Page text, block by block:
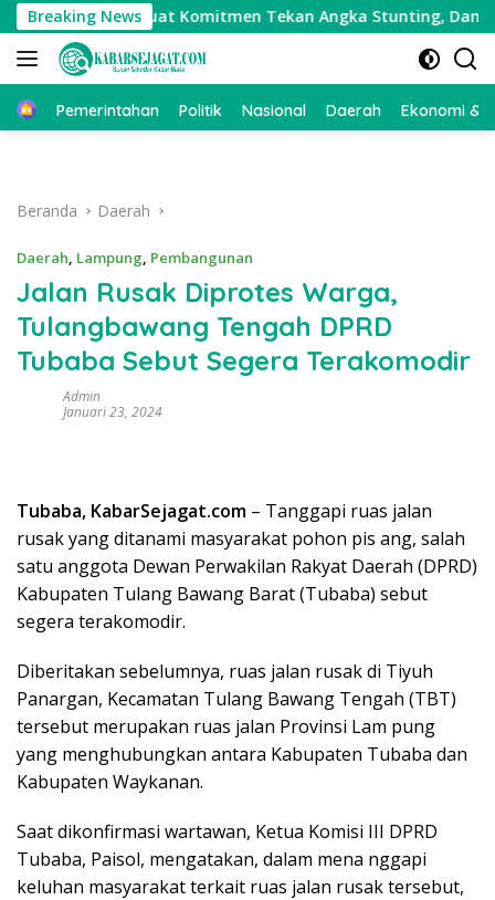
Langsung
ke
konten
Breaking News
Perkuat Komitmen Tekan Angka Stunting, Dan
Beranda
Pemerintahan Politik Nasional Daerah Ekonomi &
Beranda Daerah
Daerah, Lampung, Pembangunan
Jalan Rusak Diprotes Warga,
Tulangbawang Tengah DPRD
Tubaba Sebut Segera Terakomodir
Admin
Januari 23, 2024
Tubaba, KabarSejagat.com – Tanggapi ruas jalan
rusak yang ditanami masyarakat pohon pis ang, salah
satu anggota Dewan Perwakilan Rakyat Daerah (DPRD)
Kabupaten Tulang Bawang Barat (Tubaba) sebut
segera terakomodir.
Diberitakan sebelumnya, ruas jalan rusak di Tiyuh
Panargan, Kecamatan Tulang Bawang Tengah (TBT)
tersebut merupakan ruas jalan Provinsi Lam pung
yang menghubungkan antara Kabupaten Tubaba dan
Kabupaten Waykanan.
Saat dikonfirmasi wartawan, Ketua Komisi III DPRD
Tubaba, Paisol, mengatakan, dalam mena nggapi
keluhan masyarakat terkait ruas jalan rusak tersebut,